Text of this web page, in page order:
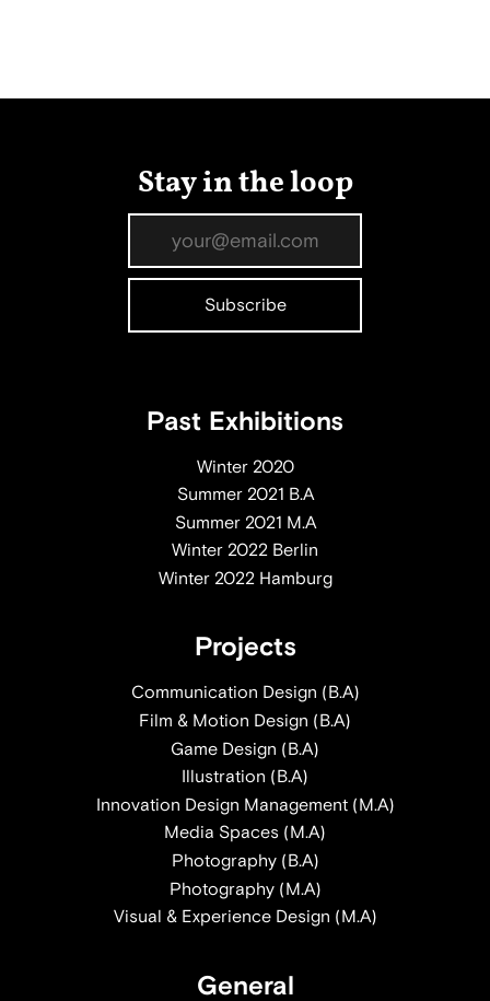
Stay in the loop
Past Exhibitions
Winter 2020
Summer 2021 B.A
Summer 2021 M.A
Winter 2022 Berlin
Winter 2022 Hamburg
Projects
Communication Design (B.A)
Film & Motion Design (B.A)
Game Design (B.A)
Illustration (B.A)
Innovation Design Management (M.A)
Media Spaces (M.A)
Photography (B.A)
Photography (M.A)
Visual & Experience Design (M.A)
General